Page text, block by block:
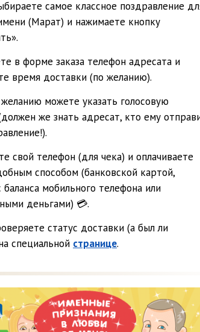
самое классное поздравление
(Марат) и нажимаете кнопку
в форме заказа телефон адресата и
время доставки (по желанию).
можете указать голосовую
же знать адресат, кто ему
свой телефон (для чека) и оплачиваете
способом (банковской картой,
баланса мобильного телефона или
деньгами) 💳.
статус доставки (а был ли
специальной странице.